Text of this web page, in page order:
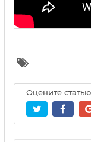
Оцените